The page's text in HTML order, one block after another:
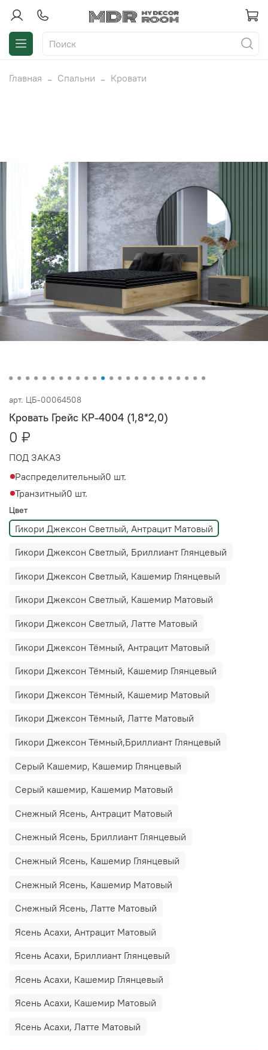
Главная Спальни Кровати
арт. ЦБ-00064508
Кровать Грейс КР-4004 (1,8*2,0)
0 ₽
ПОД ЗАКАЗ
Распределительный0 шт.
Транзитный0 шт.
Цвет
Гикори Джексон Светлый, Антрацит Матовый
Гикори Джексон Светлый, Бриллиант Глянцевый
Гикори Джексон Светлый, Кашемир Глянцевый
Гикори Джексон Светлый, Кашемир Матовый
Гикори Джексон Светлый, Латте Матовый
Гикори Джексон Тёмный, Антрацит Матовый
Гикори Джексон Тёмный, Кашемир Глянцевый
Гикори Джексон Тёмный, Кашемир Матовый
Гикори Джексон Тёмный, Латте Матовый
Гикори Джексон Тёмный,Бриллиант Глянцевый
Серый Кашемир, Кашемир Глянцевый
Серый кашемир, Кашемир Матовый
Снежный Ясень, Антрацит Матовый
Снежный Ясень, Бриллиант Глянцевый
Снежный Ясень, Кашемир Глянцевый
Снежный Ясень, Кашемир Матовый
Снежный Ясень, Латте Матовый
Ясень Асахи, Антрацит Матовый
Ясень Асахи, Бриллиант Глянцевый
Ясень Асахи, Кашемир Глянцевый
Ясень Асахи, Кашемир Матовый
Ясень Асахи, Латте Матовый